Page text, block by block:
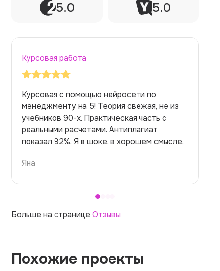
5.0 5.0
Курсовая работа
Делал тут курсовую работу через ии по
философии. Тема сложная. Боялся, что
нейросеть начнет нести чушь. Но нет!
Работа вышла глубокой, логичной.
Преподаватель был впечатлен.
Илья
Больше на странице Отзывы
Похожие проекты